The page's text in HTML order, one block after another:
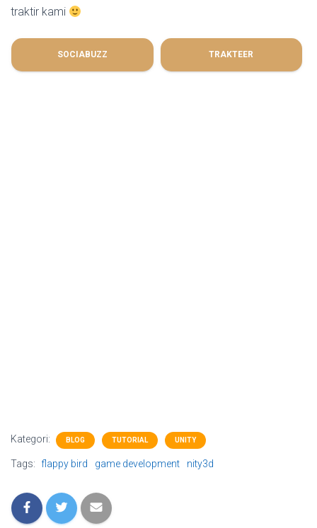
traktir kami
SOCIABUZZ TRAKTEER
Kategori: BLOG TUTORIAL UNITY
Tags: flappy bird game development nity3d